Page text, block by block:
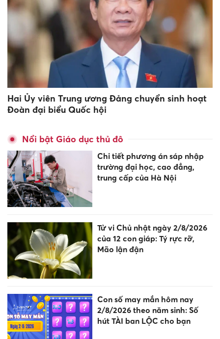
Hai Ủy viên Trung ương Đảng chuyển sinh hoạt
Đoàn đại biểu Quốc hội
Nổi bật Giáo dục thủ đô
Chi tiết phương án sáp nhập
trường đại học, cao đẳng,
trung cấp của Hà Nội
Tử vi Chủ nhật ngày 2/8/2026
của 12 con giáp: Tý rực rỡ,
Mão lận đận
Con số may mắn hôm nay
2/8/2026 theo năm sinh: Số
hút TÀI ban LỘC cho bạn